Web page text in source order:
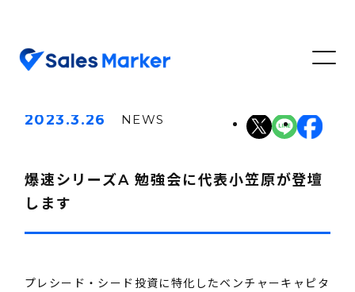
2023.3.26 NEWS
爆速シリーズA 勉強会に代表小笠原が登壇
します
プレシード・シード投資に特化したベンチャーキャピタ